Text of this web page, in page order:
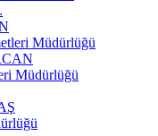
Müdürlüğü
Müdürlüğü